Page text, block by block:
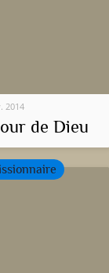
2014
de Dieu